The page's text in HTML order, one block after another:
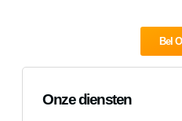
Bel
Onze diensten